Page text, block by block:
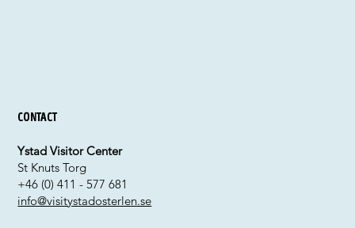
Contact
Ystad Visitor Center
St Knuts Torg
+46 (0) 411 - 577 681
info@visitystadosterlen.se